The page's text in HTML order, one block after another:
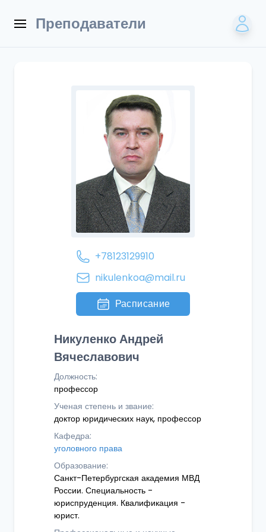
Преподаватели
+78123129910
nikulenkoa@mail.ru
Расписание
Никуленко Андрей
Вячеславович
Должность:
профессор
Ученая степень и звание:
доктор юридических наук, профессор
Кафедра:
уголовного права
Образование:
Санкт-Петербургская академия МВД
России. Специальность -
юриспруденция. Квалификация -
юрист.